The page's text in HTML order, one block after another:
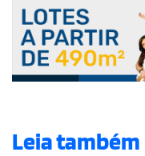
Leia também